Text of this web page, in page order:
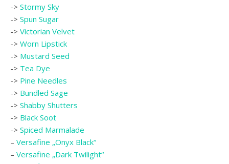
-> Stormy Sky
-> Spun Sugar
-> Victorian Velvet
-> Worn Lipstick
-> Mustard Seed
-> Tea Dye
-> Pine Needles
-> Bundled Sage
-> Shabby Shutters
-> Black Soot
-> Spiced Marmalade
– Versafine „Onyx Black“
– Versafine „Dark Twilight“